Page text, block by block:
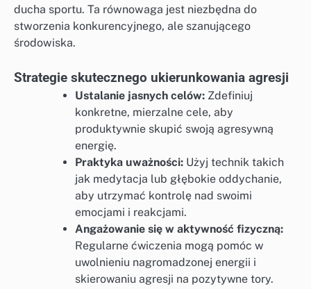
ducha sportu. Ta równowaga jest niezbędna do
stworzenia konkurencyjnego, ale szanującego
środowiska.
Strategie skutecznego ukierunkowania agresji
Ustalanie jasnych celów: Zdefiniuj
konkretne, mierzalne cele, aby
produktywnie skupić swoją agresywną
energię.
Praktyka uważności: Użyj technik takich
jak medytacja lub głębokie oddychanie,
aby utrzymać kontrolę nad swoimi
emocjami i reakcjami.
Angażowanie się w aktywność fizyczną:
Regularne ćwiczenia mogą pomóc w
uwolnieniu nagromadzonej energii i
skierowaniu agresji na pozytywne tory.